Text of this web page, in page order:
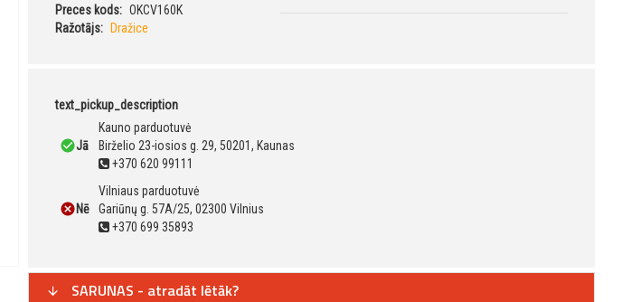
Preces kods: OKCV160K
Ražotājs:
Dražice
text_pickup_description
Jā
Kauno parduotuvė
Birželio 23-iosios g. 29, 50201, Kaunas
+370 620 99111
Nē
Vilniaus parduotuvė
Gariūnų g. 57A/25, 02300 Vilnius
+370 699 35893
SARUNAS - atradāt lētāk?